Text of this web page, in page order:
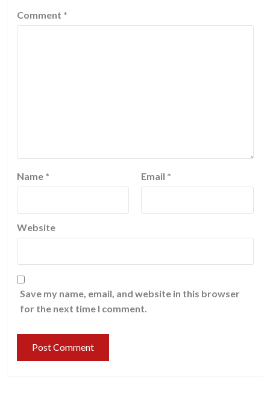
Comment *
Name * Email *
Website
Save my name, email, and website in this browser
for the next time I comment.